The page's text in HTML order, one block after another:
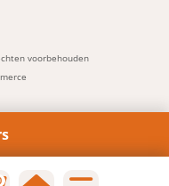
voorbehouden